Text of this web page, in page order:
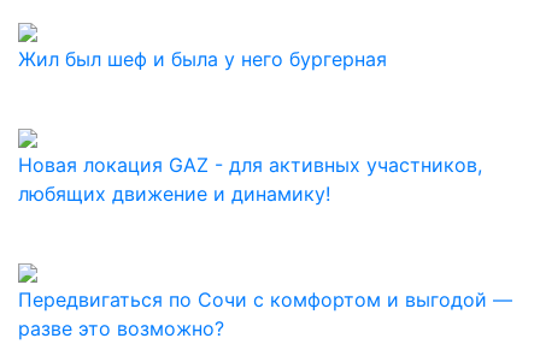
Жил был шеф и была у него бургерная
Новая локация GAZ - для активных участников,
любящих движение и динамику!
Передвигаться по Сочи с комфортом и выгодой —
разве это возможно?